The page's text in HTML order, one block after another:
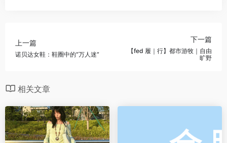
上一篇
诺贝达女鞋：鞋圈中的“万人迷”
下一篇
【fed 履｜行】都市游牧｜自由
旷野
相关文章